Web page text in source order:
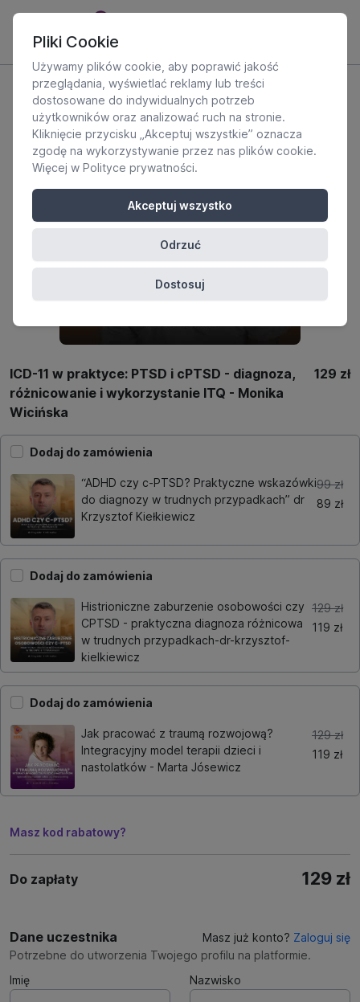
ICD-11 w praktyce: PTSD i cPTSD - diagnoza,
różnicowanie i wykorzystanie ITQ - Monika
Wicińska
129 zł
Dodaj do zamówienia
“ADHD czy c-PTSD? Praktyczne wskazówki
do diagnozy w trudnych przypadkach” dr
Krzysztof Kiełkiewicz
99 zł
89 zł
Dodaj do zamówienia
Histrioniczne zaburzenie osobowości czy
CPTSD - praktyczna diagnoza różnicowa
w trudnych przypadkach-dr-krzysztof-
kielkiewicz
129 zł
119 zł
Dodaj do zamówienia
Jak pracować z traumą rozwojową?
Integracyjny model terapii dzieci i
nastolatków - Marta Jósewicz
129 zł
119 zł
Masz kod rabatowy?
Do zapłaty 129 zł
Dane uczestnika Masz już konto? Zaloguj się
Potrzebne do utworzenia Twojego profilu na platformie.
Imię
Nazwisko
Pliki Cookie
Używamy plików cookie, aby poprawić jakość
przeglądania, wyświetlać reklamy lub treści
dostosowane do indywidualnych potrzeb
użytkowników oraz analizować ruch na stronie.
Kliknięcie przycisku „Akceptuj wszystkie” oznacza
zgodę na wykorzystywanie przez nas plików cookie.
Więcej w Polityce prywatności.
Akceptuj wszystko
Odrzuć
Dostosuj